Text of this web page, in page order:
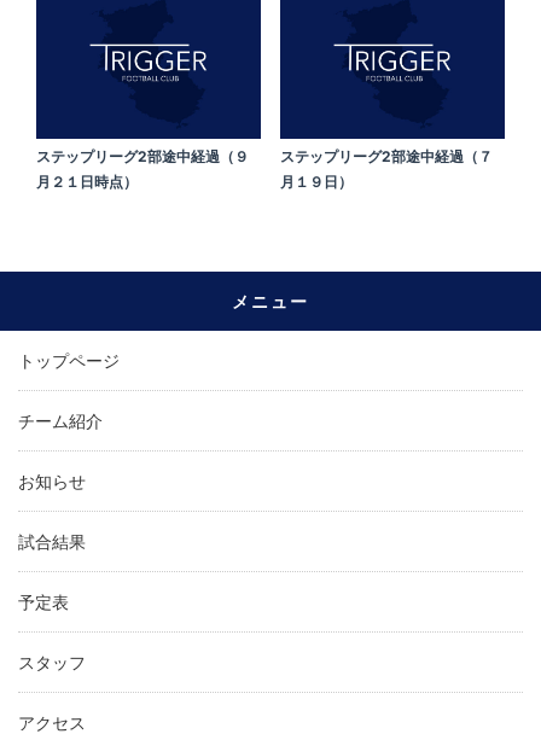
ステップリーグ2部途中経過（９
月２１日時点）
ステップリーグ2部途中経過（７
月１９日）
メニュー
トップページ
チーム紹介
お知らせ
試合結果
予定表
スタッフ
アクセス